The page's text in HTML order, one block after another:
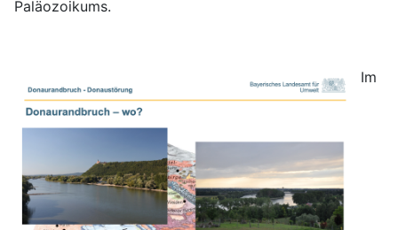
Paläozoikums.
Im